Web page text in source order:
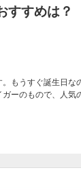
すすめは？
もうすぐ誕生日な
ーのもので、人気